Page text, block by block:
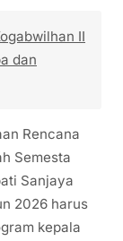
II
dan
Rencana
Semesta
Sanjaya
2026 harus
kepala